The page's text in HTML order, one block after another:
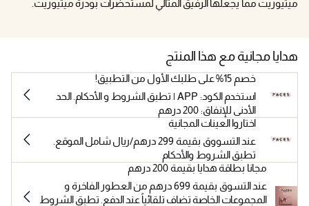
ميتيوريت مما يجعلها الرفيق المثالي لمستحضرات بودرة ميتيوريت.
هدايا مجانية مع هذا المنتج
خصم 15% على طلبك الأول من التطبيق!
استخدم الكود: APP | تطبق الشروط و الأحكام. الحد
الأدنى للإنفاق: 200 درهم
اختاروا العينات المجانية
عند التسووق بقيمة 299 درهم/ريال شامل الموقع.
تطبق الشروط والأحكام
مجانا بطاقة هدايا بقيمة 200 درهم
عند التسوق بقيمة 699 درهم من العطور الفاخرة و
المجموعات الخاصة تضاف تلقائياً عند الدفع. تطبق الشروط